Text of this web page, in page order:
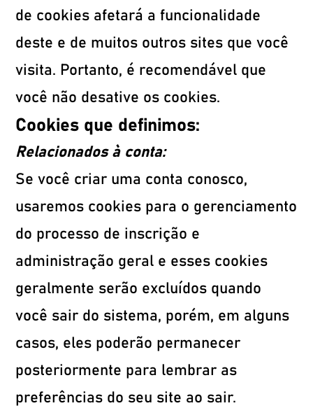
de cookies afetará a funcionalidade
deste e de muitos outros sites que você
visita. Portanto, é recomendável que
você não desative os cookies.
Cookies que definimos:
Relacionados à conta:
Se você criar uma conta conosco,
usaremos cookies para o gerenciamento
do processo de inscrição e
administração geral e esses cookies
geralmente serão excluídos quando
você sair do sistema, porém, em alguns
casos, eles poderão permanecer
posteriormente para lembrar as
preferências do seu site ao sair.